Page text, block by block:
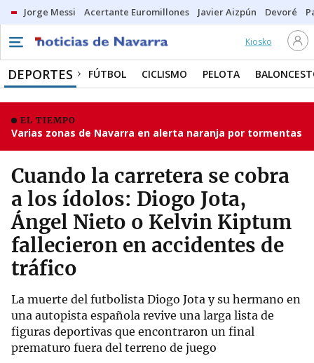
Jorge Messi Acertante Euromillones Javier Aizpún Devoré
Kiosko
DEPORTES FÚTBOL CICLISMO PELOTA
EL TIEMPO
Varias zonas de Navarra en alerta naranja por tormentas
Cuando la carretera se cobra
a los ídolos: Diogo Jota,
Ángel Nieto o Kelvin Kiptum
fallecieron en accidentes de
tráfico
La muerte del futbolista Diogo Jota y su hermano en
una autopista española revive una larga lista de
figuras deportivas que encontraron un final
prematuro fuera del terreno de juego